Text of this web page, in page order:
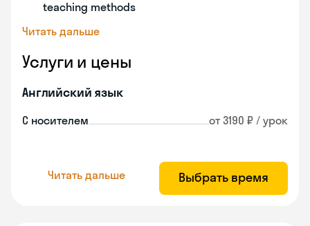
teaching methods
Читать дальше
Услуги и цены
Английский язык
С носителем от 3190 ₽ / урок
Читать дальше Выбрать время